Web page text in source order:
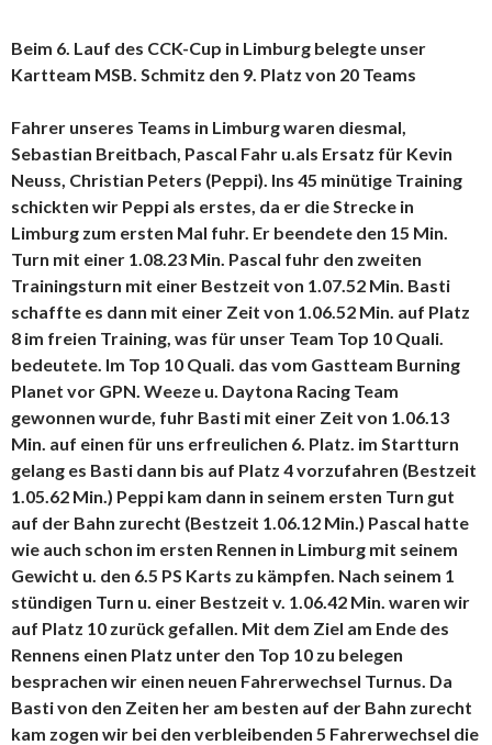
Beim 6. Lauf des CCK-Cup in Limburg belegte unser
Kartteam MSB. Schmitz den 9. Platz von 20 Teams
Fahrer unseres Teams in Limburg waren diesmal,
Sebastian Breitbach, Pascal Fahr u.als Ersatz für Kevin
Neuss, Christian Peters (Peppi). Ins 45 minütige Training
schickten wir Peppi als erstes, da er die Strecke in
Limburg zum ersten Mal fuhr. Er beendete den 15 Min.
Turn mit einer 1.08.23 Min. Pascal fuhr den zweiten
Trainingsturn mit einer Bestzeit von 1.07.52 Min. Basti
schaffte es dann mit einer Zeit von 1.06.52 Min. auf Platz
8 im freien Training, was für unser Team Top 10 Quali.
bedeutete. Im Top 10 Quali. das vom Gastteam Burning
Planet vor GPN. Weeze u. Daytona Racing Team
gewonnen wurde, fuhr Basti mit einer Zeit von 1.06.13
Min. auf einen für uns erfreulichen 6. Platz. im Startturn
gelang es Basti dann bis auf Platz 4 vorzufahren (Bestzeit
1.05.62 Min.) Peppi kam dann in seinem ersten Turn gut
auf der Bahn zurecht (Bestzeit 1.06.12 Min.) Pascal hatte
wie auch schon im ersten Rennen in Limburg mit seinem
Gewicht u. den 6.5 PS Karts zu kämpfen. Nach seinem 1
stündigen Turn u. einer Bestzeit v. 1.06.42 Min. waren wir
auf Platz 10 zurück gefallen. Mit dem Ziel am Ende des
Rennens einen Platz unter den Top 10 zu belegen
besprachen wir einen neuen Fahrerwechsel Turnus. Da
Basti von den Zeiten her am besten auf der Bahn zurecht
kam zogen wir bei den verbleibenden 5 Fahrerwechsel die